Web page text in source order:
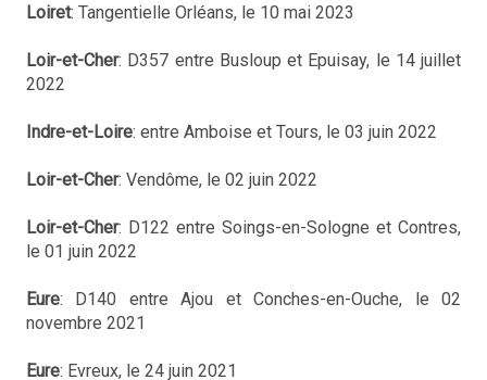
Loiret: Tangentielle Orléans, le 10 mai 2023
Loir-et-Cher: D357 entre Busloup et Epuisay, le 14 juillet
2022
Indre-et-Loire: entre Amboise et Tours, le 03 juin 2022
Loir-et-Cher: Vendôme, le 02 juin 2022
Loir-et-Cher: D122 entre Soings-en-Sologne et Contres,
le 01 juin 2022
Eure: D140 entre Ajou et Conches-en-Ouche, le 02
novembre 2021
Eure: Evreux, le 24 juin 2021